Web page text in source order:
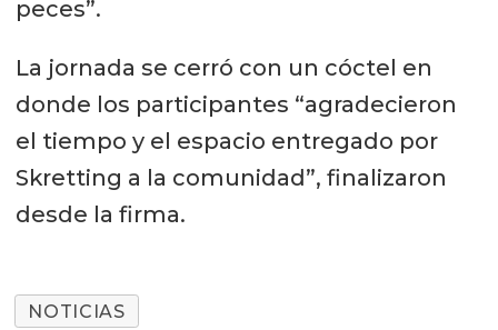
peces”.
La jornada se cerró con un cóctel en
donde los participantes “agradecieron
el tiempo y el espacio entregado por
Skretting a la comunidad”, finalizaron
desde la firma.
NOTICIAS